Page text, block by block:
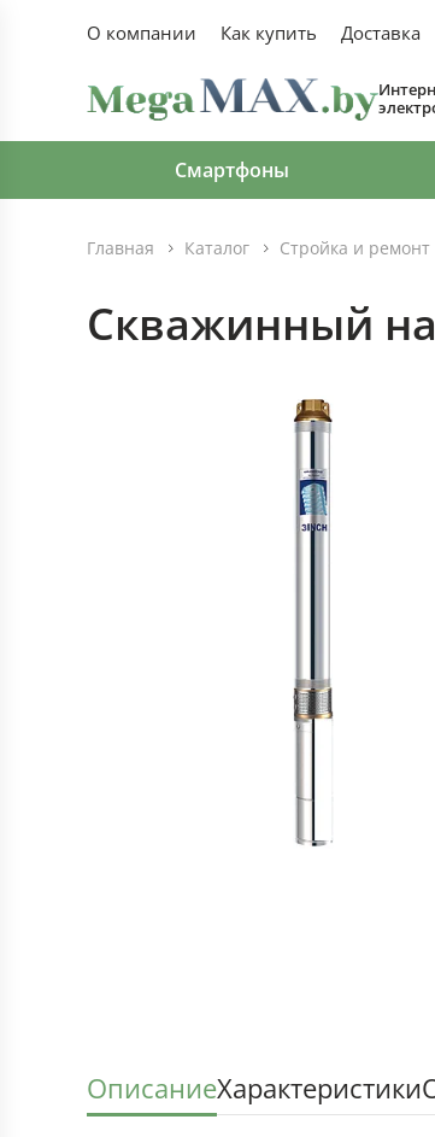
О компании Как купить Доставка
Смартфоны
Главная Каталог Стройка и
Скважинный
ОписаниеХарактеристики